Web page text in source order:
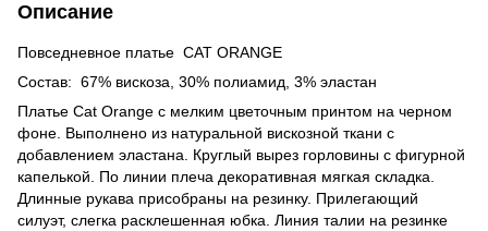
Описание
Повседневное платье CAT ORANGE
Состав: 67% вискоза, 30% полиамид, 3% эластан
Платье Cat Orange с мелким цветочным принтом на черном
фоне. Выполнено из натуральной вискозной ткани с
добавлением эластана. Круглый вырез горловины с фигурной
капелькой. По линии плеча декоративная мягкая складка.
Длинные рукава присобраны на резинку. Прилегающий
силуэт, слегка расклешенная юбка. Линия талии на резинке